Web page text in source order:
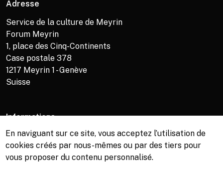
Adresse
Service de la culture de Meyrin
Forum Meyrin
1, place des Cinq-Continents
Case postale 378
1217 Meyrin 1 - Genève
Suisse
Informations
Service de la culture +41 (0)22 989 16 69
Billetterie +41 (0)22 989 34 34
Bibliothèque +41 (0)22 989 34 74
En naviguant sur ce site, vous acceptez l’utilisation de
cookies créés par nous-mêmes ou par des tiers pour
vous proposer du contenu personnalisé.